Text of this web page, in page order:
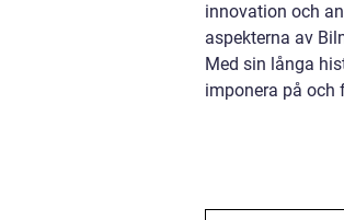
innovation och
aspekterna av
Med sin långa
imponera på och